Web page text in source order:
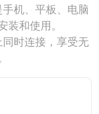
机、平板、电脑
和使用。
时连接，享受无